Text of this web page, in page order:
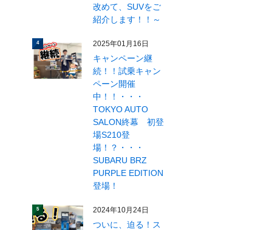
改めて、SUVをご
紹介します！！～
4 2025年01月16日
キャンペーン継
続！！試乗キャン
ペーン開催
中！！・・・
TOKYO AUTO
SALON終幕 初登
場S210登
場！？・・・
SUBARU BRZ
PURPLE EDITION
登場！
5 2024年10月24日
ついに、迫る！ス